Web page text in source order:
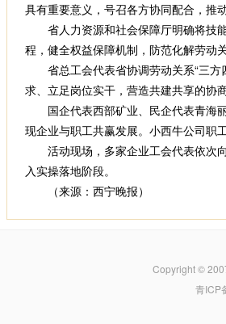
具有重要意义，号召各方协同配合，推
省人力资源和社会保障厅明确将技能
程，健全权益保障机制，防范化解劳动
省总工会代表省协调劳动关系“三方
求、立足岗位实干，营造共建共享的协商
国企代表西部矿业、民企代表青海丽
现企业与职工共赢发展。小西牛公司职
活动现场，多家企业工会代表依次向
入实操落地阶段。
（来源：西宁晚报）
Copyright ©
青ICP